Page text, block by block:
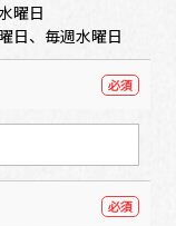
曜日
日、毎週水曜日
必須
必須